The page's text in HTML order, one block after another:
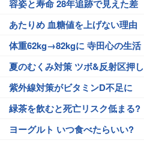
容姿と寿命 28年追跡で見えた差
あたりめ 血糖値を上げない理由
体重62kg→82kgに 寺田心の生活
夏のむくみ対策 ツボ&反射区押し
紫外線対策がビタミンD不足に
緑茶を飲むと死亡リスク低まる?
ヨーグルト いつ食べたらいい?